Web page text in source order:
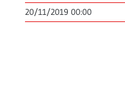
20/11/2019 00:00